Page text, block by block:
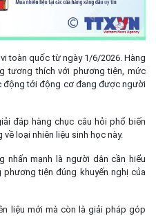
toàn quốc từ ngày 1/6/2026. Hàng
tương thích với phương tiện, mức
động tới động cơ đang được người
đáp hàng chục câu hỏi phổ biến
loại nhiên liệu sinh học này.
nhấn mạnh là người dân cần hiểu
tiện đúng khuyến nghị của
liệu mới mà còn là giải pháp góp